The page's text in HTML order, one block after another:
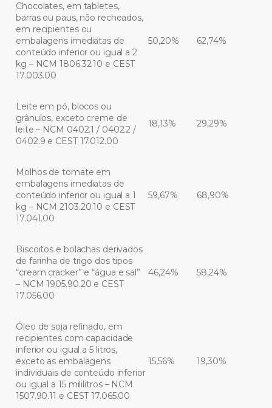
Chocolates, em tabletes,
barras ou paus, não recheados,
em recipientes ou
embalagens imediatas de
conteúdo inferior ou igual a 2
kg – NCM 1806.32.10 e CEST
17.003.00
50,20% 62,74%
Leite em pó, blocos ou
grânulos, exceto creme de
leite – NCM 0402.1 / 0402.2 /
0402.9 e CEST 17.012.00
18,13% 29,29%
Molhos de tomate em
embalagens imediatas de
conteúdo inferior ou igual a 1
kg – NCM 2103.20.10 e CEST
17.041.00
59,67% 68,90%
Biscoitos e bolachas derivados
de farinha de trigo dos tipos
“cream cracker” e “água e sal”
– NCM 1905.90.20 e CEST
17.056.00
46,24% 58,24%
Óleo de soja refinado, em
recipientes com capacidade
inferior ou igual a 5 litros,
exceto as embalagens
individuais de conteúdo inferior
ou igual a 15 mililitros – NCM
1507.90.11 e CEST 17.065.00
15,56% 19,30%